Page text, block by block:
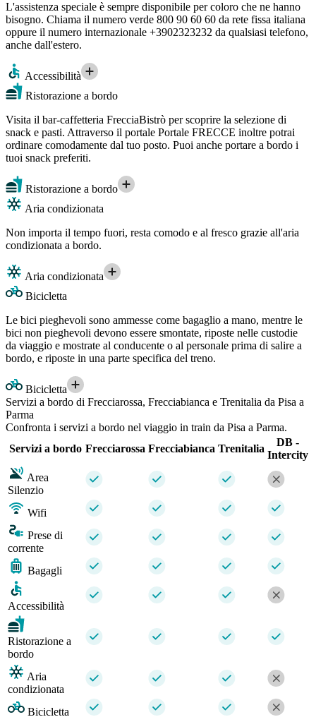
L'assistenza speciale è sempre disponibile per coloro che ne hanno
bisogno. Chiama il numero verde 800 90 60 60 da rete fissa italiana
oppure il numero internazionale +3902323232 da qualsiasi telefono,
anche dall'estero.
Accessibilità
Ristorazione a bordo
Visita il bar-caffetteria FrecciaBistrò per scoprire la selezione di
snack e pasti. Attraverso il portale Portale FRECCE inoltre potrai
ordinare comodamente dal tuo posto. Puoi anche portare a bordo i
tuoi snack preferiti.
Ristorazione a bordo
Aria condizionata
Non importa il tempo fuori, resta comodo e al fresco grazie all'aria
condizionata a bordo.
Aria condizionata
Bicicletta
Le bici pieghevoli sono ammesse come bagaglio a mano, mentre le
bici non pieghevoli devono essere smontate, riposte nelle custodie
da viaggio e mostrate al conducente o al personale prima di salire a
bordo, e riposte in una parte specifica del treno.
Bicicletta
Servizi a bordo di Frecciarossa, Frecciabianca e Trenitalia da Pisa a
Parma
Confronta i servizi a bordo nel viaggio in train da Pisa a Parma.
Servizi a bordo Frecciarossa Frecciabianca Trenitalia
DB -
Intercity
Area
Silenzio
Wifi
Prese di
corrente
Bagagli
Accessibilità
Ristorazione a
bordo
Aria
condizionata
Bicicletta